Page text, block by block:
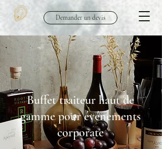
Demander un devis
Buffet traiteur haut de
gamme pour événements
corporate